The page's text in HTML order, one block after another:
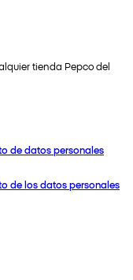
tienda Pepco del
de datos personales
de los datos personales